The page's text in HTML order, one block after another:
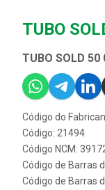
TUBO
TUBO SOLD 50
Código do
Código: 21494
Código NCM:
Código de Barras
Código de Barras